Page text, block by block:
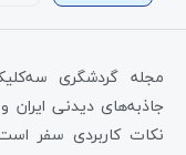
مجله گردشگری
جاذبه‌های دیدنی
نکات کاربردی سفر